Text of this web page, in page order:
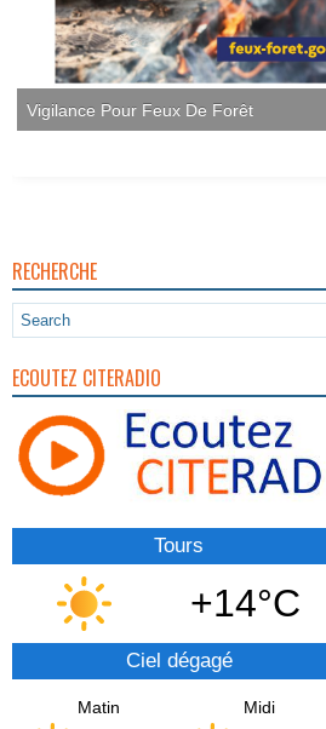
RECHERCHE
ECOUTEZ CITERADIO
Tours
+14°C
Ciel dégagé
Matin Midi